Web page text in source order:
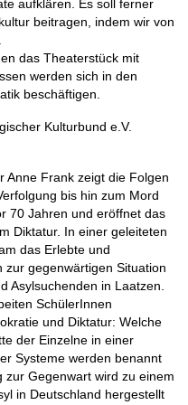
aufklären. Es soll ferner
beitragen, indem wir von
das Theaterstück mit
werden sich in den
beschäftigen.
Kulturbund e.V.
Anne Frank zeigt die Folgen
bis hin zum Mord
70 Jahren und eröffnet das
Diktatur. In einer geleiteten
das Erlebte und
gegenwärtigen Situation
Asylsuchenden in Laatzen.
SchülerInnen
und Diktatur: Welche
der Einzelne in einer
Systeme werden benannt
zur Gegenwart wird zu einem
in Deutschland hergestellt